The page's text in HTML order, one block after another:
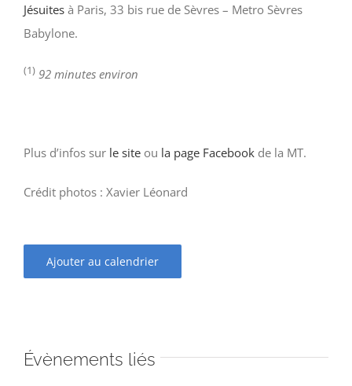
Jésuites à Paris, 33 bis rue de Sèvres – Metro Sèvres
Babylone.
(1) 92 minutes environ
Plus d’infos sur le site ou la page Facebook de la MT.
Crédit photos : Xavier Léonard
Ajouter au calendrier
Évènements liés